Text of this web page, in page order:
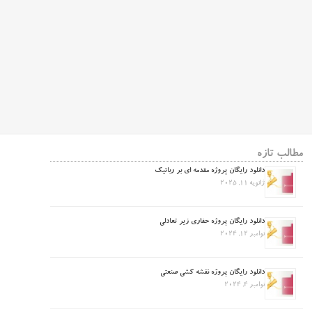
مطالب تازه
دانلود رایگان پروژه مقدمه ای بر رباتیک
ژانویه 11, 2025
دانلود رایگان پروژه حفاری زیر تعادلی
نوامبر 12, 2024
دانلود رایگان پروژه نقشه کشی صنعتی
نوامبر 4, 2024